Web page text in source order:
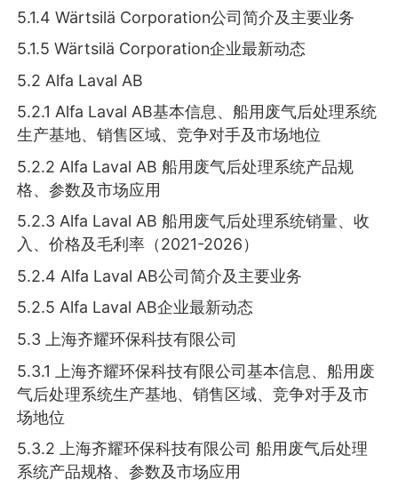
5.1.4 Wärtsilä Corporation公司简介及主要业务
5.1.5 Wärtsilä Corporation企业最新动态
5.2 Alfa Laval AB
5.2.1 Alfa Laval AB基本信息、船用废气后处理系统
生产基地、销售区域、竞争对手及市场地位
5.2.2 Alfa Laval AB 船用废气后处理系统产品规
格、参数及市场应用
5.2.3 Alfa Laval AB 船用废气后处理系统销量、收
入、价格及毛利率（2021-2026）
5.2.4 Alfa Laval AB公司简介及主要业务
5.2.5 Alfa Laval AB企业最新动态
5.3 上海齐耀环保科技有限公司
5.3.1 上海齐耀环保科技有限公司基本信息、船用废
气后处理系统生产基地、销售区域、竞争对手及市
场地位
5.3.2 上海齐耀环保科技有限公司 船用废气后处理
系统产品规格、参数及市场应用